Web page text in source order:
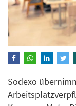
Sodexo